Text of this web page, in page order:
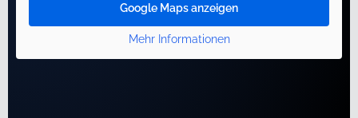
Google Maps anzeigen
Mehr Informationen